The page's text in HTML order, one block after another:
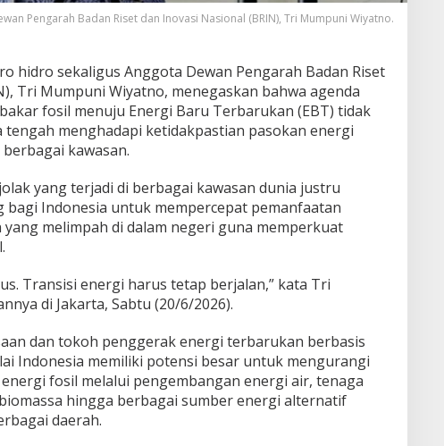
Pengarah Badan Riset dan Inovasi Nasional (BRIN), Tri Mumpuni Wiyatno.
hidro sekaligus Anggota Dewan Pengarah Badan Riset
Tri Mumpuni Wiyatno, menegaskan bahwa agenda
fosil menuju Energi Baru Terbarukan (EBT) tidak
menghadapi ketidakpastian pasokan energi
kawasan.
yang terjadi di berbagai kawasan dunia justru
Indonesia untuk mempercepat pemanfaatan
melimpah di dalam negeri guna memperkuat
Transisi energi harus tetap berjalan,” kata Tri
di Jakarta, Sabtu (20/6/2026).
dan tokoh penggerak energi terbarukan berbasis
Indonesia memiliki potensi besar untuk mengurangi
fosil melalui pengembangan energi air, tenaga
hingga berbagai sumber energi alternatif
daerah.